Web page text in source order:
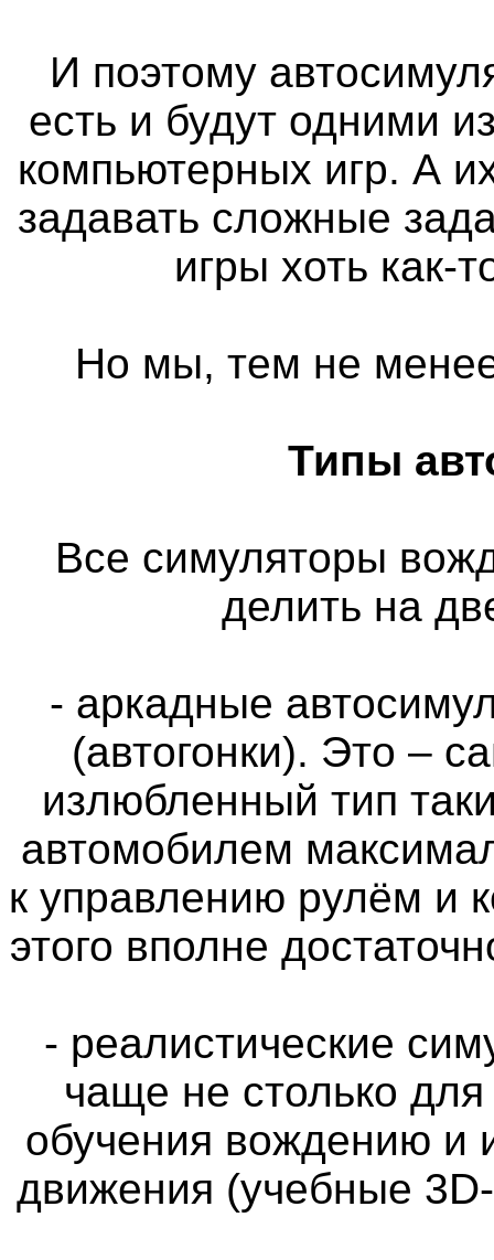
И поэтому
есть и будут одними
компьютерных игр. А
задавать сложные
игры хоть как-
Но мы, тем не
Типы
Все симуляторы
делить на
- аркадные
(автогонки). Это –
излюбленный тип
автомобилем
к управлению рулём и
этого вполне
- реалистические
чаще не столько
обучения вождению и
движения (учебные